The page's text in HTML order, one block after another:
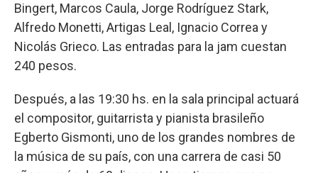
Bingert, Marcos Caula, Jorge Rodríguez Stark,
Alfredo Monetti, Artigas Leal, Ignacio Correa y
Nicolás Grieco. Las entradas para la jam cuestan
240 pesos.
Después, a las 19:30 hs. en la sala principal actuará
el compositor, guitarrista y pianista brasileño
Egberto Gismonti, uno de los grandes nombres de
la música de su país, con una carrera de casi 50